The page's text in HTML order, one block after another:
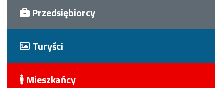
Przedsiębiorcy
Turyści
Mieszkańcy